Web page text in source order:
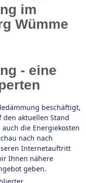
im
Wümme
- eine
beschäftigt,
aktuellen Stand
die Energiekosten
nach nach
Internetauftritt
Ihnen nähere
geben.